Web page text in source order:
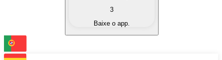
Troque uma criptomoeda por outra
3
Baixe o app.